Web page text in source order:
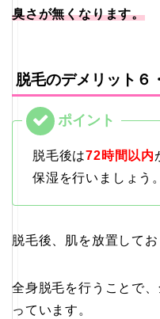
臭さが無くなります。
脱毛のデメリット６
脱毛後は72時間以内
保湿を行いましょう。
脱毛後、肌を放置してお
全身脱毛を行うことで
っています。